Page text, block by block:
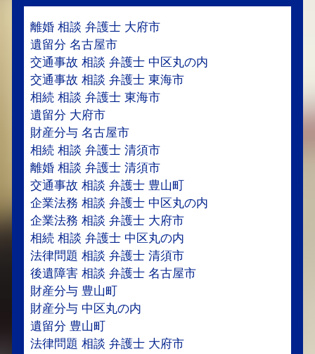
離婚 相談 弁護士 大府市
遺留分 名古屋市
交通事故 相談 弁護士 中区丸の内
交通事故 相談 弁護士 東海市
相続 相談 弁護士 東海市
遺留分 大府市
財産分与 名古屋市
相続 相談 弁護士 清須市
離婚 相談 弁護士 清須市
交通事故 相談 弁護士 豊山町
企業法務 相談 弁護士 中区丸の内
企業法務 相談 弁護士 大府市
相続 相談 弁護士 中区丸の内
法律問題 相談 弁護士 清須市
後遺障害 相談 弁護士 名古屋市
財産分与 豊山町
財産分与 中区丸の内
遺留分 豊山町
法律問題 相談 弁護士 大府市